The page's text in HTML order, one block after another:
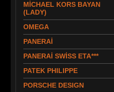
MİCHAEL KORS BAYAN
(LADY)
OMEGA
PANERAİ
PANERAİ SWİSS ETA***
PATEK PHILIPPE
PORSCHE DESIGN